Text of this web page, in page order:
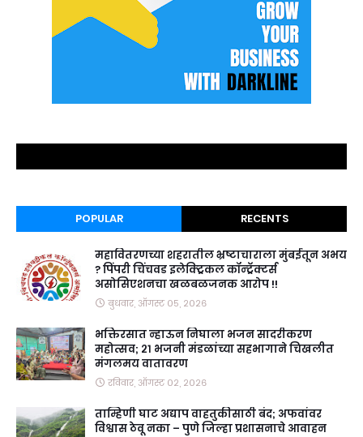
POPULAR RECENTS
महावितरणच्या शहरातील भ्रष्टाचाराला मुंबईतून अभय
? पिंपरी चिंचवड इलेक्ट्रिकल कॉन्ट्रॅक्टर्स
असोसिएशनचा खळबळजनक आरोप !!
बुधवार, ऑगस्ट ०५, २०२६
भक्तिरसात न्हाऊन निघाला भजन सादरीकरण
महोत्सव; २१ भजनी मंडळांच्या सहभागाने चिखलीत
मंगलमय वातावरण
रविवार, ऑगस्ट ०२, २०२६
ताम्हिणी घाट अद्याप वाहतुकीसाठी बंद; अफवांवर
विश्वास ठेवू नका – पुणे जिल्हा प्रशासनाचे आवाहन